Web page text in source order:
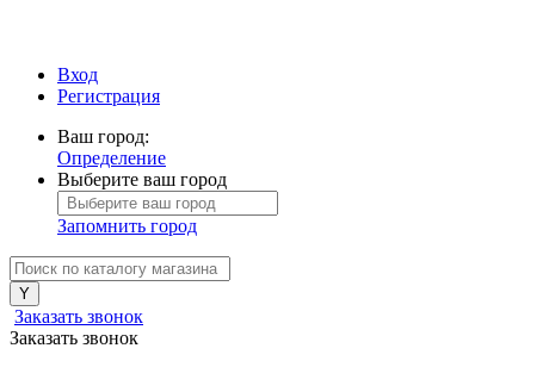
Вход
Регистрация
Ваш город:
Определение
Выберите ваш город
Запомнить город
Заказать звонок
Заказать звонок